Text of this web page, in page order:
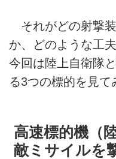
それがどの射撃
か、どのような工
今回は陸上自衛隊
る3つの標的を見て
高速標的機（
敵ミサイルを